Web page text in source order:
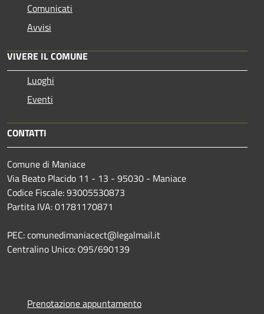
Comunicati
Avvisi
VIVERE IL COMUNE
Luoghi
Eventi
CONTATTI
Comune di Maniace
Via Beato Placido 11 - 13 - 95030 - Maniace
Codice Fiscale: 93005530873
Partita IVA: 01781170871
PEC: comunedimaniacect@legalmail.it
Centralino Unico: 095/690139
Prenotazione appuntamento